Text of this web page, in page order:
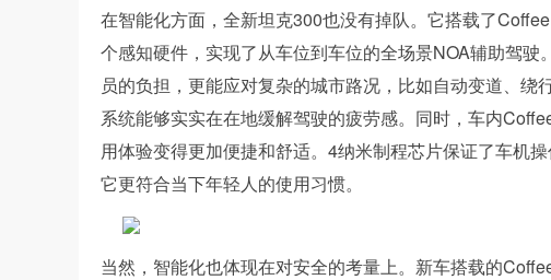
在智能化方面，全新坦克300也没有掉队。它搭载了
个感知硬件，实现了从车位到车位的全场景NOA辅助驾
员的负担，更能应对复杂的城市路况，比如自动变道、
系统能够实实在在地缓解驾驶的疲劳感。同时，车内
用体验变得更加便捷和舒适。4纳米制程芯片保证了车机
它更符合当下年轻人的使用习惯。
当然，智能化也体现在对安全的考量上。新车搭载的